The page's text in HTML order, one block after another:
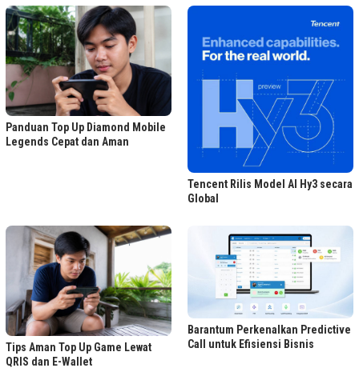
Panduan Top Up Diamond Mobile
Legends Cepat dan Aman
Tencent Rilis Model AI Hy3 secara
Global
Tips Aman Top Up Game Lewat
QRIS dan E-Wallet
Barantum Perkenalkan Predictive
Call untuk Efisiensi Bisnis